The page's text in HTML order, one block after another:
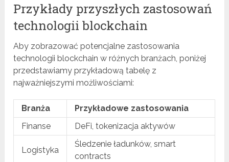
Przykłady przyszłych zastosowań
technologii blockchain
Aby zobrazować potencjalne zastosowania
technologii blockchain w różnych branżach, poniżej
przedstawiamy przykładową tabelę z
najważniejszymi możliwościami:
Branża
Przykładowe zastosowania
Finanse
DeFi, tokenizacja aktywów
Logistyka
Śledzenie ładunków, smart
contracts